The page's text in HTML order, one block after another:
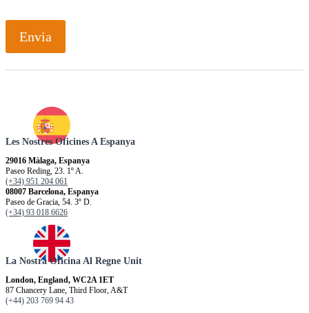
Envia
Les Nostres Oficines A Espanya
29016 Màlaga, Espanya
Paseo Reding, 23. 1º A.
(+34) 951 204 061
08007 Barcelona, Espanya
Paseo de Gracia, 54. 3º D.
(+34) 93 018 6626
La Nostra Oficina Al Regne Unit
London, England, WC2A 1ET
87 Chancery Lane, Third Floor, A&T
(+44) 203 769 94 43